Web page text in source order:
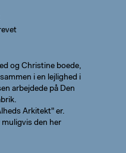
og Christine boede,
i en lejlighed i
arbejdede på Den
Arkitekt" er.
muligvis den her